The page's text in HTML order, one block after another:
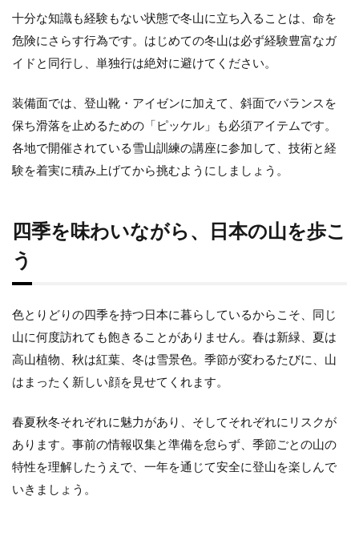
十分な知識も経験もない状態で冬山に立ち入ることは、命を
危険にさらす行為です。はじめての冬山は必ず経験豊富なガ
イドと同行し、単独行は絶対に避けてください。
装備面では、登山靴・アイゼンに加えて、斜面でバランスを
保ち滑落を止めるための「ピッケル」も必須アイテムです。
各地で開催されている雪山訓練の講座に参加して、技術と経
験を着実に積み上げてから挑むようにしましょう。
四季を味わいながら、日本の山を歩こ
う
色とりどりの四季を持つ日本に暮らしているからこそ、同じ
山に何度訪れても飽きることがありません。春は新緑、夏は
高山植物、秋は紅葉、冬は雪景色。季節が変わるたびに、山
はまったく新しい顔を見せてくれます。
春夏秋冬それぞれに魅力があり、そしてそれぞれにリスクが
あります。事前の情報収集と準備を怠らず、季節ごとの山の
特性を理解したうえで、一年を通じて安全に登山を楽しんで
いきましょう。